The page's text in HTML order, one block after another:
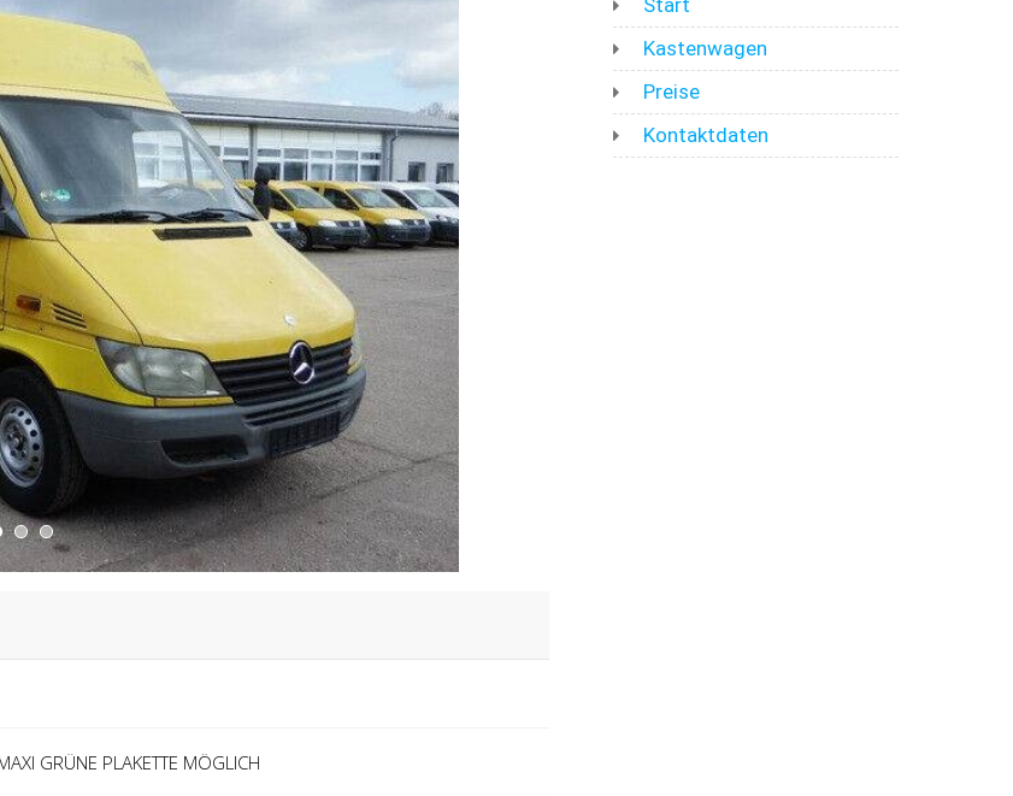
GRÜNE PLAKETTE MÖGLICH
Kastenwagen
Preise
Kontaktdaten